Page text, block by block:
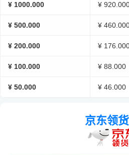
¥ 1000.000 ¥
¥ 500.000 ¥
¥ 200.000 ¥
¥ 100.000 ¥ 88.000
¥ 50.000 ¥ 46.000
京东领